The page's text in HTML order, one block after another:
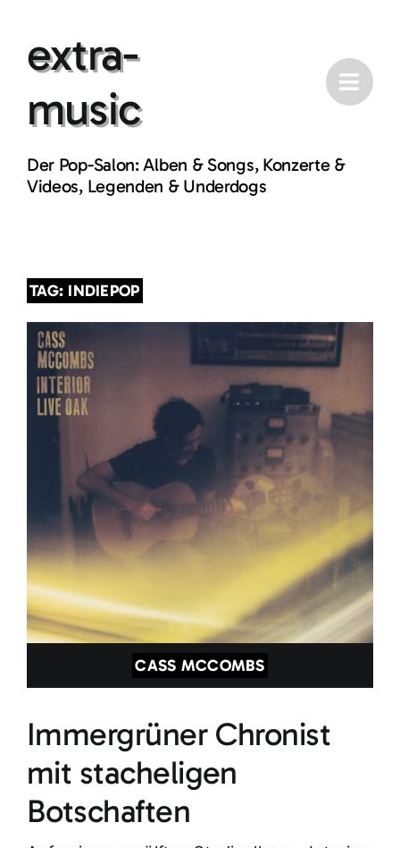
contentextra-
music
Der Pop-Salon: Alben & Songs, Konzerte &
Videos, Legenden & Underdogs
TAG: INDIEPOP
CASS MCCOMBS
Immergrüner Chronist
mit stacheligen
Botschaften